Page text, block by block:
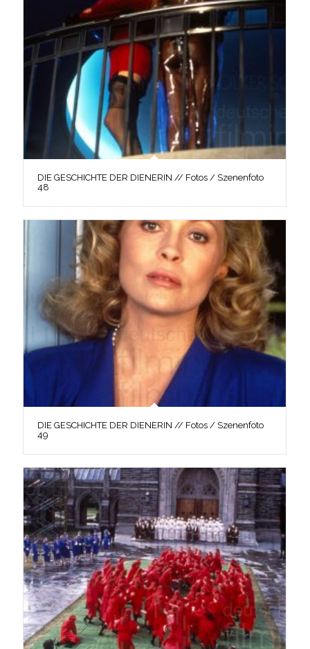
DIE GESCHICHTE DER DIENERIN // Fotos / Szenenfoto
48
DIE GESCHICHTE DER DIENERIN // Fotos / Szenenfoto
49